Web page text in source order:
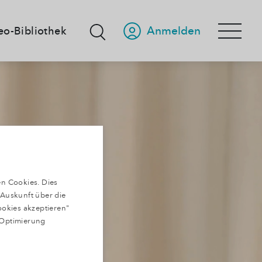
Bibliothek Anmelden
Cookies. Dies
über die
akzeptieren"